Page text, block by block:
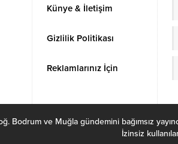
Künye & İletişim
Gizlilik Politikası
Reklamlarınız İçin
ve Muğla gündemini bağımsız
İzinsiz